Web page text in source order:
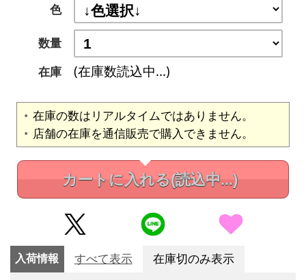
色
数量
在庫
(在庫数読込中...)
在庫の数はリアルタイムではありません。
店舗の在庫を通信販売で購入できません。
カートに入れる(読込中...)
入荷情報 すべて表示 在庫切のみ表示